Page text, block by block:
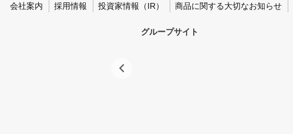
会社案内
採用情報 投資家情報（IR） 商品に関する大切なお知らせ
グループサイト